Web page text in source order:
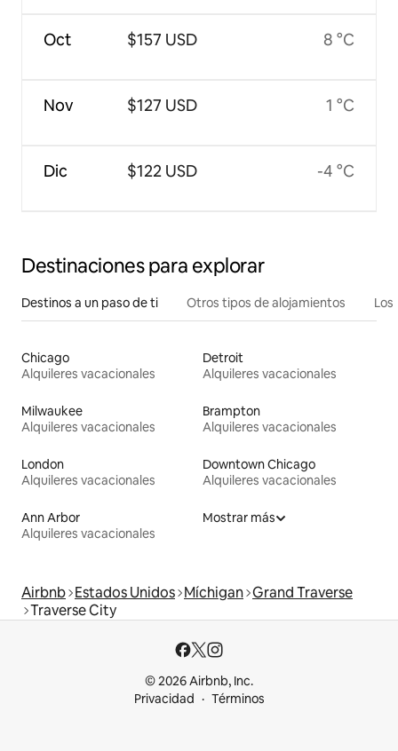
Oct
Nov
Dic
$157 USD
$127 USD
$122 USD
8 °C
1 °C
-4 °C
Destinaciones para explorar
Destinos a un paso de ti Otros tipos de alojamientos
Chicago
Alquileres vacacionales
Detroit
Alquileres vacacionales
Milwaukee
Alquileres vacacionales
Brampton
Alquileres vacacionales
London
Alquileres vacacionales
Downtown Chicago
Alquileres vacacionales
Ann Arbor
Alquileres vacacionales
Mostrar más
Airbnb Estados Unidos Míchigan Grand Traverse
Traverse City
© 2026 Airbnb, Inc.
Privacidad
Términos